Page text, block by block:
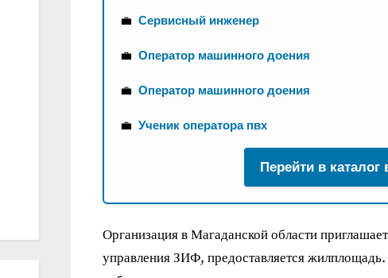
💼 Сервисный инженер
💼 Оператор машинного доения
💼 Оператор машинного доения
💼 Ученик оператора пвх
Перейти в каталог
Организация в Магаданской области
управления ЗИФ, предоставляется